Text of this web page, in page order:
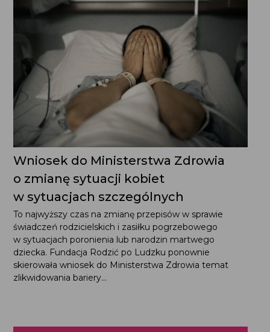
Wniosek do Ministerstwa Zdrowia
o zmianę sytuacji kobiet
w sytuacjach szczególnych
To najwyższy czas na zmianę przepisów w sprawie
świadczeń rodzicielskich i zasiłku pogrzebowego
w sytuacjach poronienia lub narodzin martwego
dziecka. Fundacja Rodzić po Ludzku ponownie
skierowała wniosek do Ministerstwa Zdrowia temat
zlikwidowania bariery...